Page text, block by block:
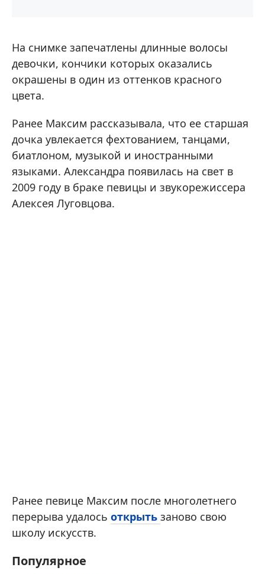
На снимке запечатлены длинные волосы
девочки, кончики которых оказались
окрашены в один из оттенков красного
цвета.
Ранее Максим рассказывала, что ее старшая
дочка увлекается фехтованием, танцами,
биатлоном, музыкой и иностранными
языками. Александра появилась на свет в
2009 году в браке певицы и звукорежиссера
Алексея Луговцова.
Ранее певице Максим после многолетнего
перерыва удалось открыть заново свою
школу искусств.
Популярное